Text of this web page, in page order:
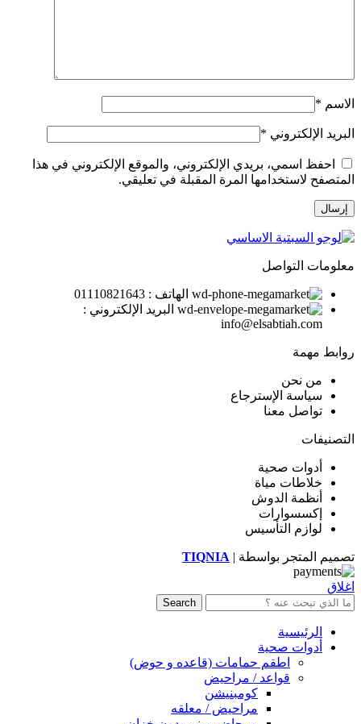
الاسم *
البريد الإلكتروني *
احفظ اسمي، بريدي الإلكتروني، والموقع الإلكتروني في هذا
المتصفح لاستخدامها المرة المقبلة في تعليقي.
معلومات التواصل
الهاتف : 01110821643
البريد الإلكتروني :
info@elsabtiah.com
روابط مهمة
من نحن
سياسة الإسترجاع
تواصل معنا
التصنيفات
أدوات صحية
خلاطات مياة
أنظمة الدوش
إكسسوارات
لوازم التأسيس
تصميم المتجر بواسطة | TIQNIA
اغلاق
Search
الرئيسية
أدوات صحية
اطقم حمامات (قاعده و حوض)
قواعد / مراحيض
كومبنيشن
مراحيض / معلقه